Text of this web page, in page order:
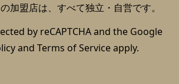
加盟店は、すべて独立・自営です。
by reCAPTCHA and the Google
and Terms of Serviceapply.